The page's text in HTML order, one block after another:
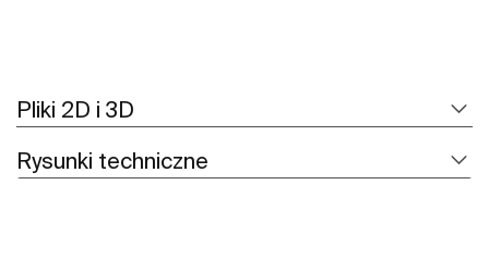
Pliki 2D i 3D
Rysunki techniczne